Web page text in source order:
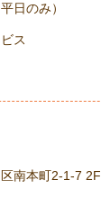
日のみ）
ス
南本町2-1-7 2F